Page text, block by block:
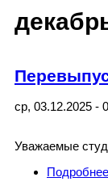
ср, 03.12.2025 -
Уважаемые
Подробнее